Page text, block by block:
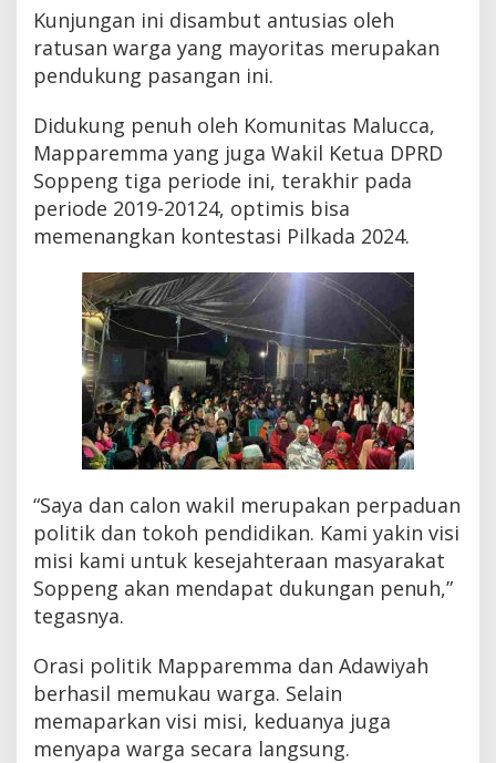
Kunjungan ini disambut antusias oleh
ratusan warga yang mayoritas merupakan
pendukung pasangan ini.
Didukung penuh oleh Komunitas Malucca,
Mapparemma yang juga Wakil Ketua DPRD
Soppeng tiga periode ini, terakhir pada
periode 2019-20124, optimis bisa
memenangkan kontestasi Pilkada 2024.
“Saya dan calon wakil merupakan perpaduan
politik dan tokoh pendidikan. Kami yakin visi
misi kami untuk kesejahteraan masyarakat
Soppeng akan mendapat dukungan penuh,”
tegasnya.
Orasi politik Mapparemma dan Adawiyah
berhasil memukau warga. Selain
memaparkan visi misi, keduanya juga
menyapa warga secara langsung.